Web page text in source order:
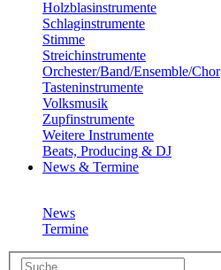
Holzblasinstrumente
Schlaginstrumente
Stimme
Streichinstrumente
Orchester/Band/Ensemble/Chor
Tasteninstrumente
Volksmusik
Zupfinstrumente
Weitere Instrumente
Beats, Producing & DJ
News & Termine
News
Termine